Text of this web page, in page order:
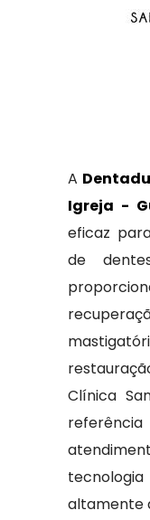
A
Igreja -
eficaz
de
Clínica
altamente